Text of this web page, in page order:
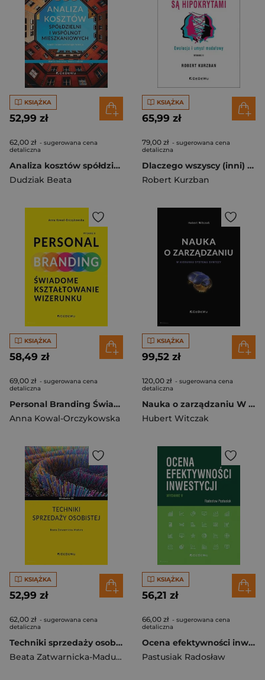
KSIĄŻKA
52,99 zł
62,00 zł - sugerowana cena
detaliczna
Analiza kosztów spółdzielni i wspólnot mieszkaniowych. Aspekt zrównoważonego rozwoju
Dudziak Beata
KSIĄŻKA
65,99 zł
79,00 zł - sugerowana cena
detaliczna
Dlaczego wszyscy (inni) są hipokrytami. Ewolucja i umysł modelowy
Robert Kurzban
KSIĄŻKA
58,49 zł
69,00 zł - sugerowana cena
detaliczna
Personal Branding Świadome kształtowanie wizerunku
Anna Kowal-Orczykowska
KSIĄŻKA
99,52 zł
120,00 zł - sugerowana cena
detaliczna
Nauka o zarządzaniu W kierunku systemu syntezy
Hubert Witczak
KSIĄŻKA
52,99 zł
62,00 zł - sugerowana cena
detaliczna
Techniki sprzedaży osobistej
Beata Zatwarnicka-Madura
KSIĄŻKA
56,21 zł
66,00 zł - sugerowana cena
detaliczna
Ocena efektywności inwestycji
Pastusiak Radosław